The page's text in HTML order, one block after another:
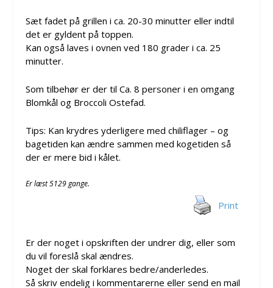
Sæt fadet på grillen i ca. 20-30 minutter eller indtil
det er gyldent på toppen.
Kan også laves i ovnen ved 180 grader i ca. 25
minutter.
Som tilbehør er der til Ca. 8 personer i en omgang
Blomkål og Broccoli Ostefad.
Tips: Kan krydres yderligere med chiliflager – og
bagetiden kan ændre sammen med kogetiden så
der er mere bid i kålet.
Er læst 5129 gange.
Print
Er der noget i opskriften der undrer dig, eller som
du vil foreslå skal ændres.
Noget der skal forklares bedre/anderledes.
Så skriv endelig i kommentarerne eller send en mail